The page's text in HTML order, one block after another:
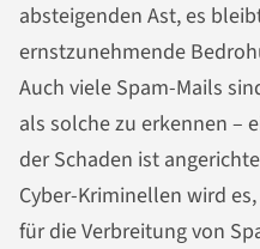
absteigenden Ast, es
ernstzunehmende
Auch viele Spam-Mails
als solche zu erkennen –
der Schaden ist
Cyber-Kriminellen wird
für die Verbreitung von